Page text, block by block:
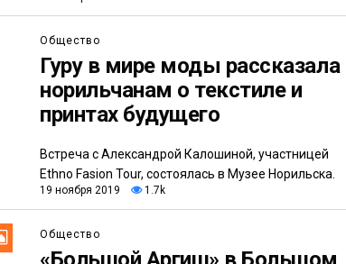
Общество
Гуру в мире моды рассказала
норильчанам о текстиле и
принтах будущего
Встреча с Александрой Калошиной, участницей
Ethno Fasion Tour, состоялась в Музее Норильска.
19 ноября 2019 1.7k
Общество